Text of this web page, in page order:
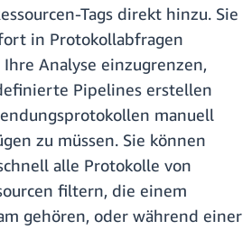
Tags direkt hinzu. Sie
in Protokollabfragen
Analyse einzugrenzen,
Pipelines erstellen
manuell
zu müssen. Sie können
alle Protokolle von
filtern, die einem
gehören, oder während einer